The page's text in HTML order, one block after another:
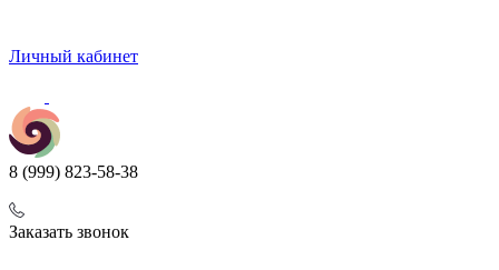
Личный кабинет
8 (999) 823-58-38
Заказать звонок